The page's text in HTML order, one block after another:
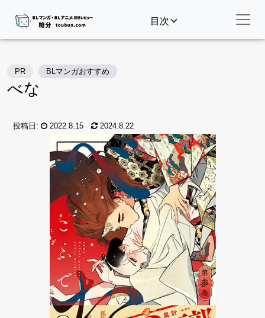
目次
PR BLマンガおすすめ
べな
投稿日: 2022.8.15 2024.8.22